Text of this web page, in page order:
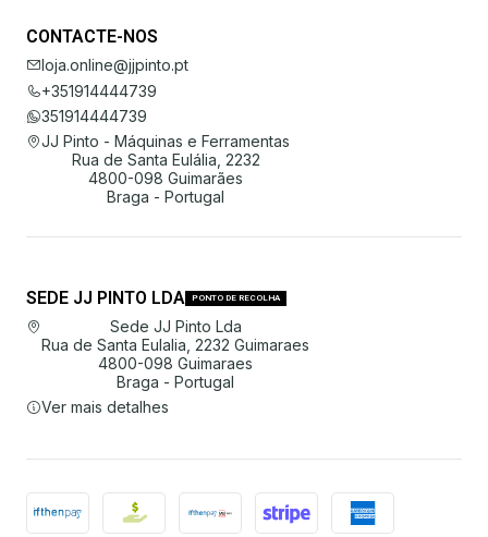
CONTACTE-NOS
loja.online@jjpinto.pt
+351914444739
351914444739
JJ Pinto - Máquinas e Ferramentas
Rua de Santa Eulália, 2232
4800-098 Guimarães
Braga - Portugal
SEDE JJ PINTO LDA PONTO DE RECOLHA
Sede JJ Pinto Lda
Rua de Santa Eulalia, 2232 Guimaraes
4800-098 Guimaraes
Braga - Portugal
Ver mais detalhes